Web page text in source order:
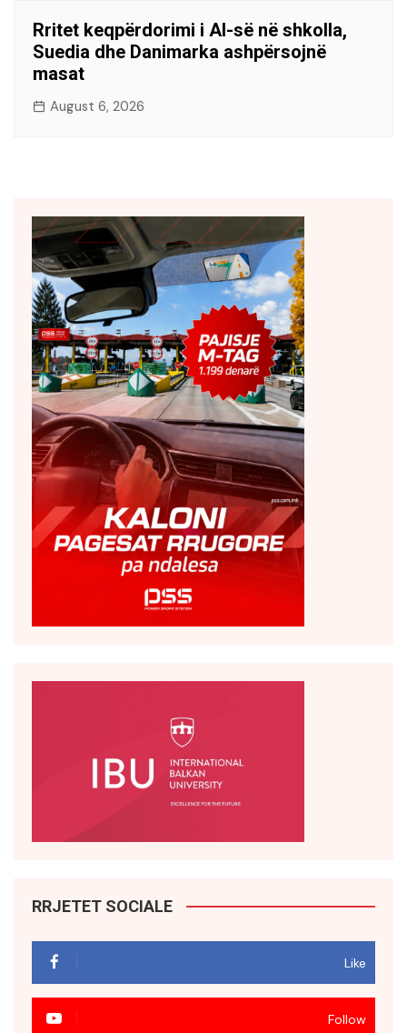
Rritet keqpërdorimi i AI-së në shkolla,
Suedia dhe Danimarka ashpërsojnë
masat
August 6, 2026
RRJETET SOCIALE
Like
Follow